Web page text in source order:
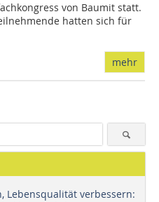
von Baumit statt.
hatten sich für
mehr
Lebensqualität verbessern: